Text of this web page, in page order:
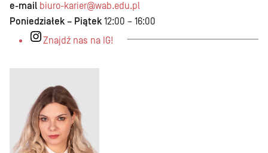
e-mail biuro-karier@wab.edu.pl
Poniedziałek – Piątek 12:00 – 16:00
Znajdź nas na IG!